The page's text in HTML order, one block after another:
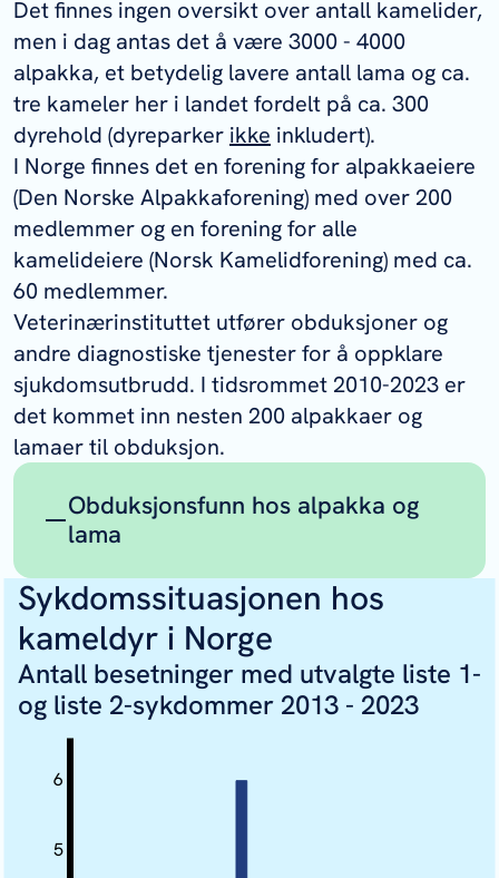
I 2015 ble
paratuberkulosebakterienMycobacteriu
maviumsubspeciesparatuberculosis for
første gang påvist i avføringsprøver fra
alpakka i to besetninger. De to dyrene
som testet positivt, hadde begge en
lavgradig infeksjon som ikke kunne
gjenfinnes ved seinere undersøkelser av
dyra. Begge dyrene var importerte
alpakka eldre enn 7 år, men det er ikke
avklart om de er blitt smitta før import
eller i Norge. Paratuberkulose er en liste
2-sykdom.
Alle overvåkingsprogrammer
Det finnes ingen oversikt over antall kamelider,
men i dag antas det å være 3000 - 4000
alpakka, et betydelig lavere antall lama og ca.
tre kameler her i landet fordelt på ca. 300
dyrehold (dyreparker ikke inkludert).
I Norge finnes det en forening for alpakkaeiere
(Den Norske Alpakkaforening) med over 200
medlemmer og en forening for alle
kamelideiere (Norsk Kamelidforening) med ca.
60 medlemmer.
Veterinærinstituttet utfører obduksjoner og
andre diagnostiske tjenester for å oppklare
sjukdomsutbrudd. I tidsrommet 2010-2023 er
det kommet inn nesten 200 alpakkaer og
lamaer til obduksjon.
Obduksjonsfunn hos alpakka og
lama
Ved obduksjon av aborterte fostre og
dødfødte er det ikke påvist infeksiøse
årsaker.
Hos levende fødte dyr som døde i
første leveuke, var
fødselsvekt, mangelfull tilgang på
Sykdomssituasjonen hos
kameldyr i Norge
Antall besetninger med utvalgte liste 1-
og liste 2-sykdommer 2013 - 2023
5
6